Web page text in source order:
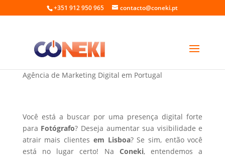
+351 912 950 965 contacto@coneki.pt
Fazer site para Fotógrafo em Lisboa
Agência de Marketing Digital em Portugal
Você está a buscar por uma presença digital forte
para Fotógrafo? Deseja aumentar sua visibilidade e
atrair mais clientes em Lisboa? Se sim, então você
está no lugar certo! Na Coneki, entendemos a